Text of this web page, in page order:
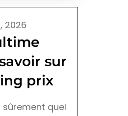
2026
sur
prix
quel